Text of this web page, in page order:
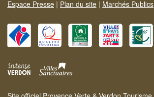
Espace Presse | Plan du site | Marchés Publics